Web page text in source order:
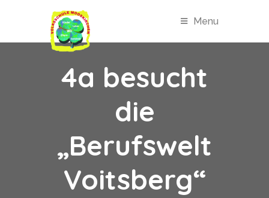
Menu
4a besucht
die
„Berufswelt
Voitsberg“